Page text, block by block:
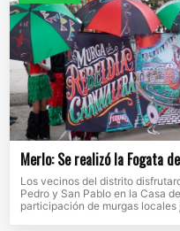
Merlo: Se realizó la Fogata
Los vecinos del distrito
Pedro y San Pablo en la Casa
participación de murgas locales